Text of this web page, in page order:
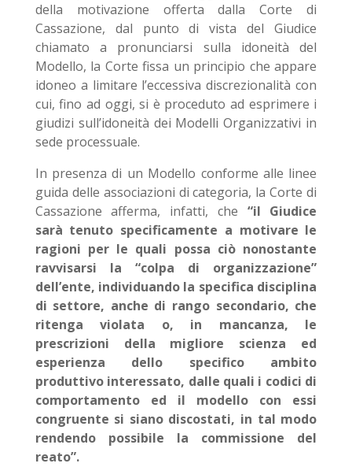
della motivazione offerta dalla Corte di
Cassazione, dal punto di vista del Giudice
chiamato a pronunciarsi sulla idoneità del
Modello, la Corte fissa un principio che appare
idoneo a limitare l’eccessiva discrezionalità con
cui, fino ad oggi, si è proceduto ad esprimere i
giudizi sull’idoneità dei Modelli Organizzativi in
sede processuale.
In presenza di un Modello conforme alle linee
guida delle associazioni di categoria, la Corte di
Cassazione afferma, infatti, che “il Giudice
sarà tenuto specificamente a motivare le
ragioni per le quali possa ciò nonostante
ravvisarsi la “colpa di organizzazione”
dell’ente, individuando la specifica disciplina
di settore, anche di rango secondario, che
ritenga violata o, in mancanza, le
prescrizioni della migliore scienza ed
esperienza dello specifico ambito
produttivo interessato, dalle quali i codici di
comportamento ed il modello con essi
congruente si siano discostati, in tal modo
rendendo possibile la commissione del
reato”.